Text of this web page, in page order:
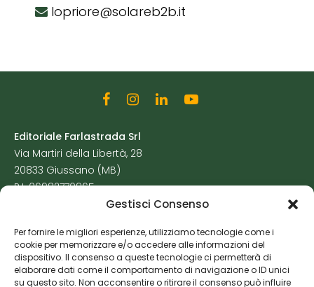
Gestisci Consenso
Per fornire le migliori esperienze, utilizziamo tecnologie come i
cookie per memorizzare e/o accedere alle informazioni del
dispositivo. Il consenso a queste tecnologie ci permetterà di
elaborare dati come il comportamento di navigazione o ID unici
su questo sito. Non acconsentire o ritirare il consenso può influire
lopriore@solareb2b.it
Editoriale Farlastrada Srl
Via Martiri della Libertà, 28
20833 Giussano (MB)
P.I. 06982770965
Cookie Policy
Risorse Aggiuntive